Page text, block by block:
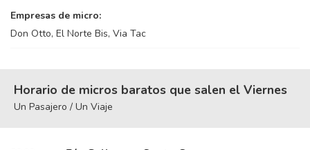
Empresas de micro:
Don Otto, El Norte Bis, Via Tac
Horario de micros baratos que salen el Viernes
Un Pasajero / Un Viaje